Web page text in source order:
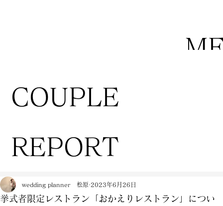
COUPLE
REPORT
挙式者限定レストラン「おかえりレストラン」につい
wedding planner 松原 2023年6月26日